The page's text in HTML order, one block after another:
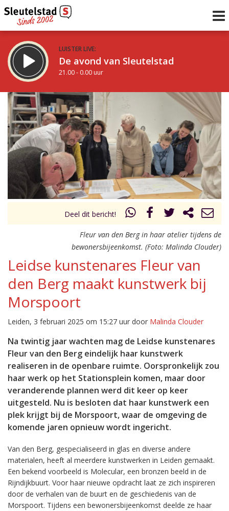
LUISTER LIVE:
De avond van Sleutelstad
21.00 - 0.00 uur
STRAKS:
De nacht van Sleutelstad
0.00 - 6.00 uur
Vorig uur
uur 1 van 0 Volgend uur
Inklappen
Deel dit bericht!
Fleur van den Berg in haar atelier tijdens de
bewonersbijeenkomst. (Foto: Malinda Clouder)
Leidse kunstenares Fleur van
den Berg maakt kunstwerk bij
Morspoort
Leiden, 3 februari 2025 om 15:27 uur door Malinda Clouder
Na twintig jaar wachten mag de Leidse kunstenares
Fleur van den Berg eindelijk haar kunstwerk
realiseren in de openbare ruimte. Oorspronkelijk zou
haar werk op het Stationsplein komen, maar door
veranderende plannen werd dit keer op keer
uitgesteld. Nu is besloten dat haar kunstwerk een
plek krijgt bij de Morspoort, waar de omgeving de
komende jaren opnieuw wordt ingericht.
Van den Berg, gespecialiseerd in glas en diverse andere
materialen, heeft al meerdere kunstwerken in Leiden gemaakt.
Een bekend voorbeeld is Molecular, een bronzen beeld in de
Rijndijkbuurt. Voor haar nieuwe opdracht laat ze zich inspireren
door de verhalen van de buurt en de geschiedenis van de
Morspoort. Tijdens een bewonersbijeenkomst deelde ze haar